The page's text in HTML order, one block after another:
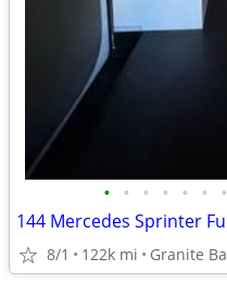
• • • • • • •
144 Mercedes Sprinter
8/1 122k mi Granite